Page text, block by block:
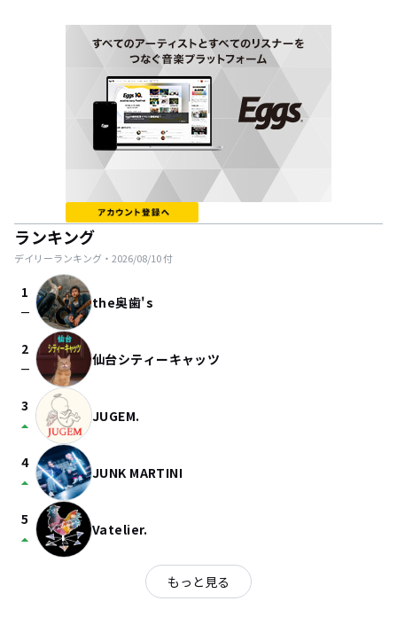
ランキング
デイリーランキング・ 2026/08/10付
1
check_indeterminate_small the奥歯's
2
check_indeterminate_small 仙台シティーキャッツ
3
arrow_drop_up JUGEM.
4
arrow_drop_up JUNK MARTINI
5
arrow_drop_up Vatelier.
もっと見る